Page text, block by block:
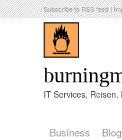
Subscribe to RSS feed|
IT Services,
Business Blog